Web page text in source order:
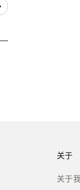
关于
关于